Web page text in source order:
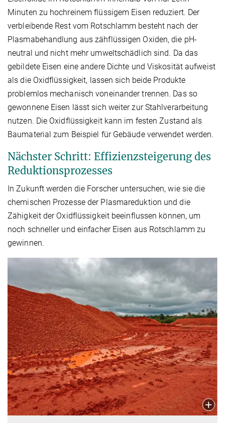
Minuten zu hochreinem flüssigem Eisen reduziert. Der
verbleibende Rest vom Rotschlamm besteht nach der
Plasmabehandlung aus zähflüssigen Oxiden, die pH-
neutral und nicht mehr umweltschädlich sind. Da das
gebildete Eisen eine andere Dichte und Viskosität aufweist
als die Oxidflüssigkeit, lassen sich beide Produkte
problemlos mechanisch voneinander trennen. Das so
gewonnene Eisen lässt sich weiter zur Stahlverarbeitung
nutzen. Die Oxidflüssigkeit kann im festen Zustand als
Baumaterial zum Beispiel für Gebäude verwendet werden.
Nächster Schritt: Effizienzsteigerung des
Reduktionsprozesses
In Zukunft werden die Forscher untersuchen, wie sie die
chemischen Prozesse der Plasmareduktion und die
Zähigkeit der Oxidflüssigkeit beeinflussen können, um
noch schneller und einfacher Eisen aus Rotschlamm zu
gewinnen.